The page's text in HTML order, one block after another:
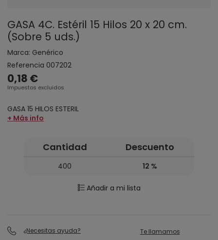
GASA 4C. Estéril 15 Hilos 20 x 20 cm.
(Sobre 5 uds.)
Marca: Genérico
Referencia 007202
0,18 €
Impuestos excluidos
GASA 15 HILOS ESTERIL
+ Más info
Cantidad Descuento
400 12 %
Añadir a mi lista
¿Necesitas ayuda? Te llamamos